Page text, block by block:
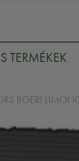
TERMÉKEK
BOERI